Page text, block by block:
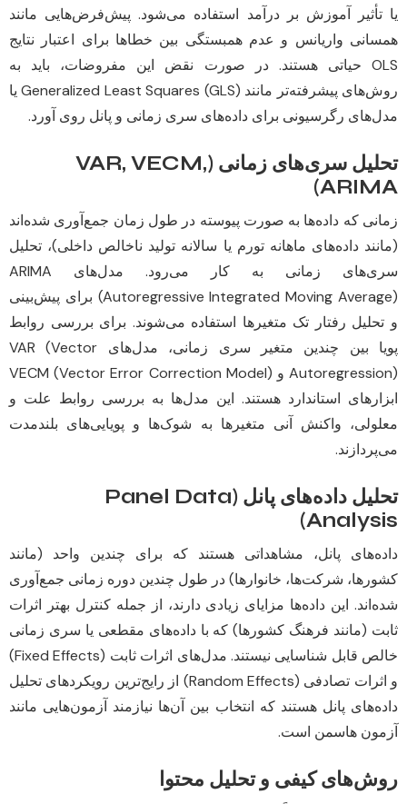
یا تأثیر آموزش بر درآمد استفاده می‌شود. پیش‌فرض‌هایی مانند
همسانی واریانس و عدم همبستگی بین خطاها برای اعتبار نتایج
OLS حیاتی هستند. در صورت نقض این مفروضات، باید به
روش‌های پیشرفته‌تر مانند Generalized Least Squares (GLS) یا
مدل‌های رگرسیونی برای داده‌های سری زمانی و پانل روی آورد.
تحلیل سری‌های زمانی (VAR, VECM,
ARIMA)
زمانی که داده‌ها به صورت پیوسته در طول زمان جمع‌آوری شده‌اند
(مانند داده‌های ماهانه تورم یا سالانه تولید ناخالص داخلی)، تحلیل
سری‌های زمانی به کار می‌رود. مدل‌های ARIMA
(Autoregressive Integrated Moving Average) برای پیش‌بینی
و تحلیل رفتار تک متغیرها استفاده می‌شوند. برای بررسی روابط
پویا بین چندین متغیر سری زمانی، مدل‌های VAR (Vector
Autoregression) و VECM (Vector Error Correction Model)
ابزارهای استاندارد هستند. این مدل‌ها به بررسی روابط علت و
معلولی، واکنش آنی متغیرها به شوک‌ها و پویایی‌های بلندمدت
می‌پردازند.
تحلیل داده‌های پانل (Panel Data
Analysis)
داده‌های پانل، مشاهداتی هستند که برای چندین واحد (مانند
کشورها، شرکت‌ها، خانوارها) در طول چندین دوره زمانی جمع‌آوری
شده‌اند. این داده‌ها مزایای زیادی دارند، از جمله کنترل بهتر اثرات
ثابت (مانند فرهنگ کشورها) که با داده‌های مقطعی یا سری زمانی
خالص قابل شناسایی نیستند. مدل‌های اثرات ثابت (Fixed Effects)
و اثرات تصادفی (Random Effects) از رایج‌ترین رویکردهای تحلیل
داده‌های پانل هستند که انتخاب بین آن‌ها نیازمند آزمون‌هایی مانند
آزمون هاسمن است.
روش‌های کیفی و تحلیل محتوا